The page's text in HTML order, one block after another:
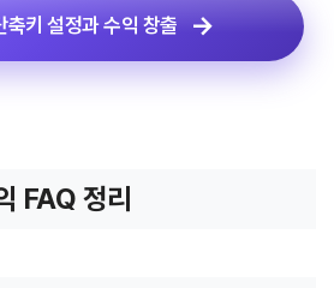
축키 설정과 수익 창출
FAQ 정리